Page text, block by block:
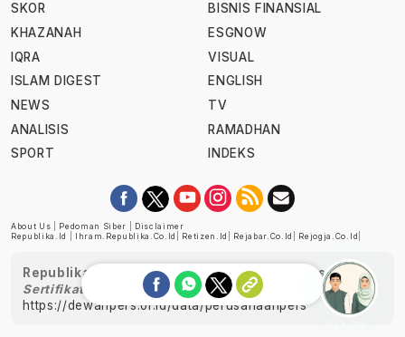
SKOR
KHAZANAH
IQRA
ISLAM DIGEST
NEWS
ANALISIS
SPORT
BISNIS FINANSIAL
ESGNOW
VISUAL
ENGLISH
TV
RAMADHAN
INDEKS
About Us Pedoman Siber
Disclaimer
Republika.id
Ihram.republika.co.id Retizen.id Rejabar.co.id Rejogja.co.id
Republika telah diverifikasi oleh Dewan Pers
Sertifikat Nomor 1058/DP-Verifikasi/K/XII/2022
https://dewanpers.or.id/data/perusahaanpers